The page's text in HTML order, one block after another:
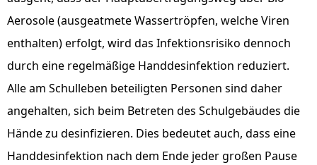
Aerosole (ausgeatmete Wassertröpfen, welche Viren
enthalten) erfolgt, wird das Infektionsrisiko dennoch
durch eine regelmäßige Handdesinfektion reduziert.
Alle am Schulleben beteiligten Personen sind daher
angehalten, sich beim Betreten des Schulgebäudes die
Hände zu desinfizieren. Dies bedeutet auch, dass eine
Handdesinfektion nach dem Ende jeder großen Pause